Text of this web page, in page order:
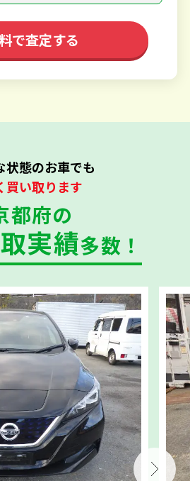
で査定する
状態のお車でも
買い取ります
都府の
実績多数！